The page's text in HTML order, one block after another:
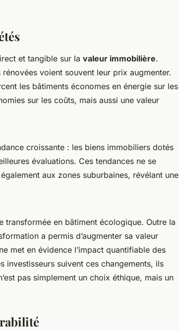
et tangible sur la valeur immobilière.
voient souvent leur prix augmenter.
les bâtiments économes en énergie sur les
sur les coûts, mais aussi une valeur
croissante : les biens immobiliers dotés
évaluations. Ces tendances ne se
aux zones suburbaines, révélant une
transformée en bâtiment écologique. Outre la
a permis d’augmenter sa valeur
met en évidence l’impact quantifiable des
investisseurs suivent ces changements, ils
pas simplement un choix éthique, mais un